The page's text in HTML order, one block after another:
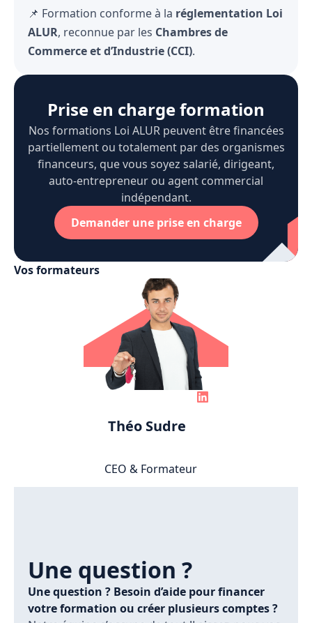
📌 Formation conforme à la réglementation Loi
ALUR, reconnue par les Chambres de
Commerce et d’Industrie (CCI).
Prise en charge formation
Nos formations Loi ALUR peuvent être financées
partiellement ou totalement par des organismes
financeurs, que vous soyez salarié, dirigeant,
auto-entrepreneur ou agent commercial
indépendant.
Demander une prise en charge
Vos formateurs
Théo Sudre
CEO & Formateur
Une question ?
Une question ? Besoin d’aide pour financer
votre formation ou créer plusieurs comptes ?